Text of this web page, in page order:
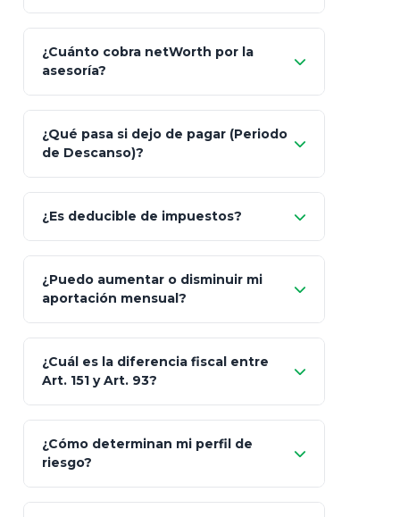
GNP (Proyecta)
Seguros Monterrey
Skandia (Crea)
MetLife (MetaLife)
Prudential
¿Cuánto cobra netWorth por la
asesoría?
¿Qué pasa si dejo de pagar (Periodo
de Descanso)?
¿Es deducible de impuestos?
¿Puedo aumentar o disminuir mi
aportación mensual?
¿Cuál es la diferencia fiscal entre
Art. 151 y Art. 93?
Art.
93
¿Cómo determinan mi perfil de
riesgo?